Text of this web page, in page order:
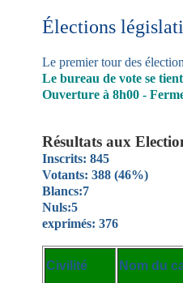
Élections
Le premier tour des
Le bureau de vote se
Ouverture à 8h00 -
Résultats aux
Inscrits: 845
Votants: 388 (46%)
Blancs:7
Nuls:5
exprimés: 376
Civilité Nom du